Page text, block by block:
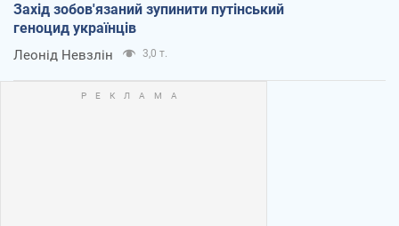
Захід зобов'язаний зупинити путінський
геноцид українців
Леонід Невзлін 3,0 т.